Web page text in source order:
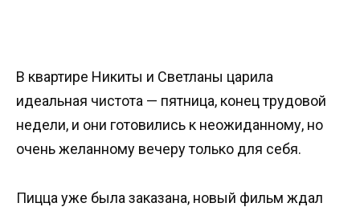
В квартире Никиты и Светланы царила
идеальная чистота — пятница, конец трудовой
недели, и они готовились к неожиданному, но
очень желанному вечеру только для себя.
Пицца уже была заказана, новый фильм ждал